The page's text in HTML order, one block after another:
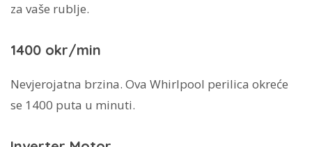
za vaše rublje.
1400 okr/min
Nevjerojatna brzina. Ova Whirlpool perilica okreće
se 1400 puta u minuti.